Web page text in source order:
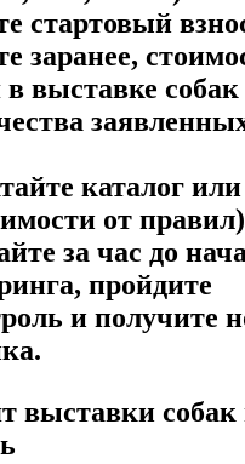
стартовый
заранее,
в выставке собак
каталог
от
за час до
пройдите
и получите
выставки